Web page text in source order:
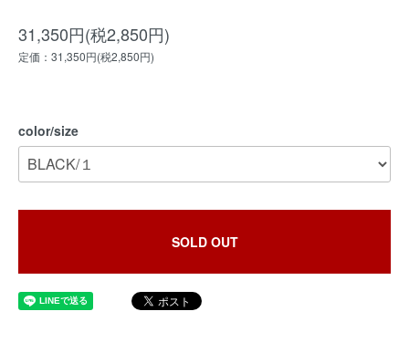
31,350円(税2,850円)
定価：31,350円(税2,850円)
color/size
SOLD OUT